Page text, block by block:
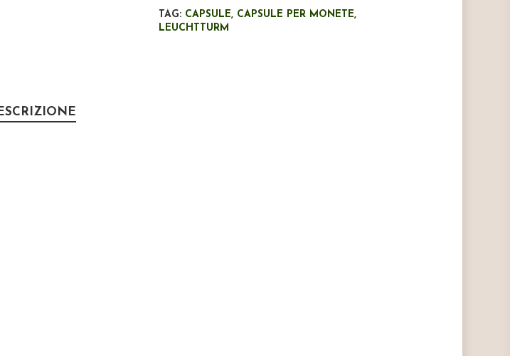
TAG: CAPSULE, CAPSULE PER MONETE,
LEUCHTTURM